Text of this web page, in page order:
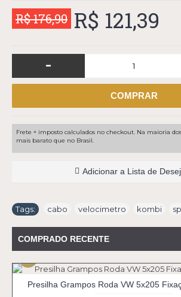
R$ 176,90 R$ 121,39
-
COMPRAR
Frete + imposto calculados no checkout. Na maioria
mais barato que no Brasil.
Adicionar a Lista de
Tags: cabo velocimetro kombi
COMPRADO RECENTE
Presilha Grampos Roda VW 5x205